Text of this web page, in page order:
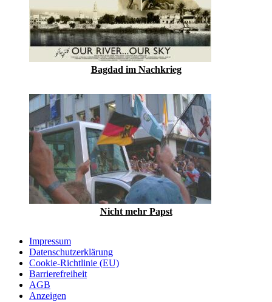
Bagdad im Nachkrieg
Nicht mehr Papst
Impressum
Datenschutzerklärung
Cookie-Richtlinie (EU)
Barrierefreiheit
AGB
Anzeigen